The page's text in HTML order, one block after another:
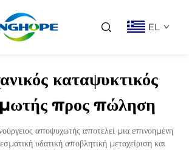
EL
καταψυκτικός
προς πώληση
αποψυχωτής αποτελεί μια επινοημένη
υδατική αποβλητική μεταχείριση και